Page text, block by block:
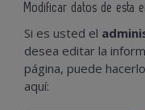
Modificar datos de esta
Si es usted el
desea editar la
página, puede
aquí: